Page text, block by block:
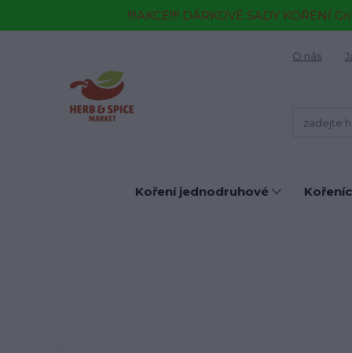
!!!!AKCE!!!! DÁRKOVÉ SADY KOŘENÍ
O nás
Koření jednodruhové